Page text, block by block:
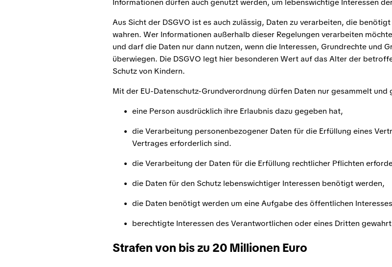
Informationen dürfen auch genutzt werden, um lebenswichtige Interessen
Aus Sicht der DSGVO ist es auch zulässig, Daten zu verarbeiten, die
wahren. Wer Informationen außerhalb dieser Regelungen verarbeiten
und darf die Daten nur dann nutzen, wenn die Interessen, Grundrechte und
überwiegen. Die DSGVO legt hier besonderen Wert auf das Alter der
Schutz von Kindern.
Mit der EU-Datenschutz-Grundverordnung dürfen Daten nur gesammelt und
eine Person ausdrücklich ihre Erlaubnis dazu gegeben hat,
die Verarbeitung personenbezogener Daten für die Erfüllung eines
Vertrages erforderlich sind.
die Verarbeitung der Daten für die Erfüllung rechtlicher Pflichten
die Daten für den Schutz lebenswichtiger Interessen benötigt werden,
die Daten benötigt werden um eine Aufgabe des öffentlichen
berechtigte Interessen des Verantwortlichen oder eines Dritten
Strafen von bis zu 20 Millionen Euro